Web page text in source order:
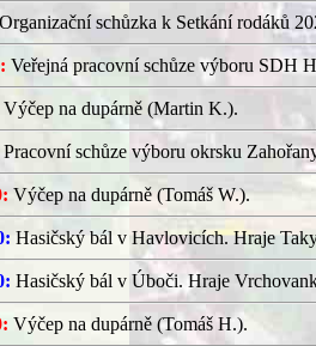
Organizační schůzka k Setkání rodáků
Veřejná pracovní schůze výboru SDH
Výčep na dupárně (Martin K.).
Pracovní schůze výboru okrsku
Výčep na dupárně (Tomáš W.).
Hasičský bál v Havlovicích. Hraje
Hasičský bál v Úboči. Hraje
Výčep na dupárně (Tomáš H.).